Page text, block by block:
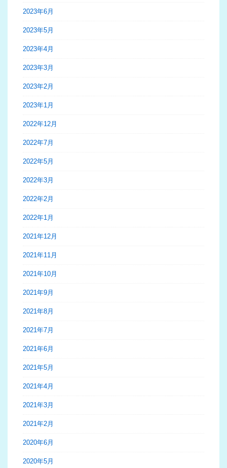
2023年6月
2023年5月
2023年4月
2023年3月
2023年2月
2023年1月
2022年12月
2022年7月
2022年5月
2022年3月
2022年2月
2022年1月
2021年12月
2021年11月
2021年10月
2021年9月
2021年8月
2021年7月
2021年6月
2021年5月
2021年4月
2021年3月
2021年2月
2020年6月
2020年5月